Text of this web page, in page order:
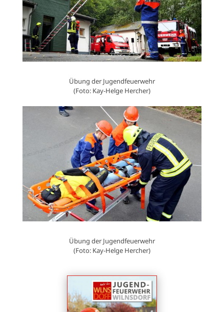
Übung der Jugendfeuerwehr
(Foto: Kay-Helge Hercher)
Übung der Jugendfeuerwehr
(Foto: Kay-Helge Hercher)